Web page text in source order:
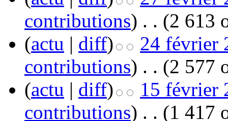
contributions) . . (2 613
(actu | diff)
24 février
contributions) . . (2 577
(actu | diff)
15 février
contributions) . . (1 417